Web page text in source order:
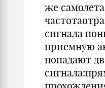
же
сигнала
приемную
попадают